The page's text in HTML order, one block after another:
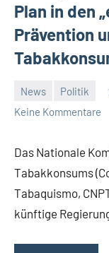
Plan in den
Prävention
News Politik
Keine Kommentare
Das Nationale
Tabakkonsums
Tabaquismo,
künftige